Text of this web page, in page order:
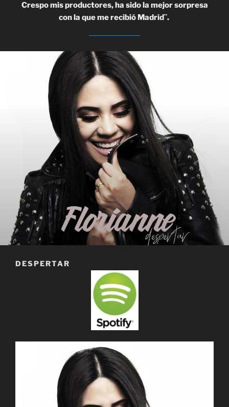
Crespo mis productores, ha sido la mejor sorpresa
con la que me recibió Madrid¨.
DESPERTAR